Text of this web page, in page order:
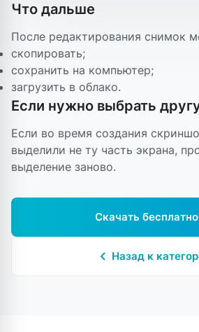
Что дальше
После редактирования снимок
скопировать;
сохранить на компьютер;
загрузить в облако.
Если нужно выбрать
Если во время создания
выделили не ту часть экрана,
выделение заново.
Назад к
Скачать